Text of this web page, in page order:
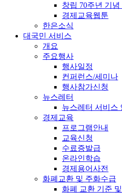
창립 70주년 기념
경제교육웹툰
한은소식
대국민 서비스
개요
주요행사
행사일정
컨퍼런스/세미나
행사참가신청
뉴스레터
뉴스레터 서비스
경제교육
프로그램안내
교육신청
수료증발급
온라인학습
경제용어사전
화폐교환 및 주화수급
화폐 교환 기준